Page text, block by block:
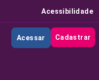
Acessibilidade
Acessar Cadastrar